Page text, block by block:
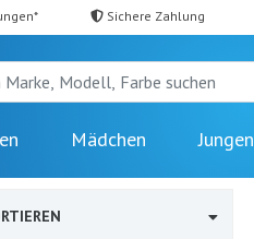
Sichere Zahlung
Mädchen Jungen